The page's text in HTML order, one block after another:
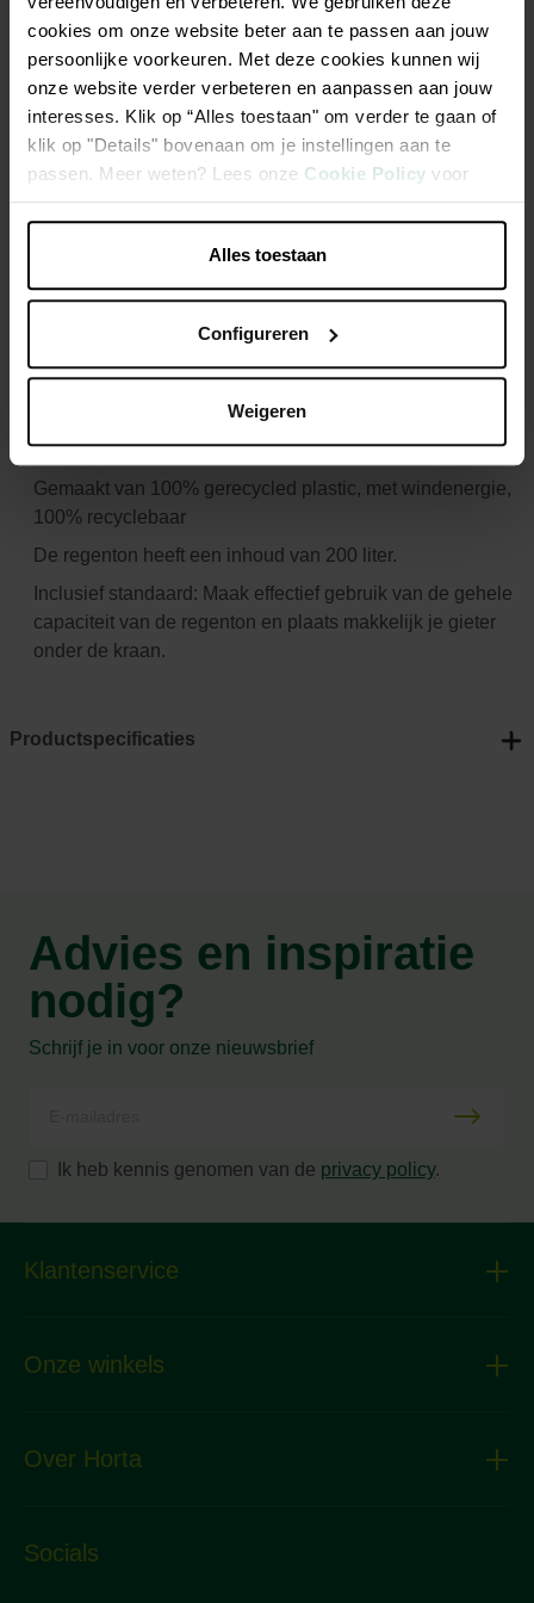
cookies om onze website beter aan te passen aan jouw
persoonlijke voorkeuren. Met deze cookies kunnen wij
onze website verder verbeteren en aanpassen aan jouw
interesses. Klik op “Alles toestaan" om verder te gaan of
klik op "Details" bovenaan om je instellingen aan te
passen. Meer weten? Lees onze Cookie Policy voor
meer informatie.
Alles toestaan
Configureren
Weigeren
minder kraanwater dat uit de grond gepompt wordt, ofwel
beter voor de bodem en de natuur! Daarnaast is regenwater
gratis! Vang regenwater op met de green basics regenton
plus en bespaar kosten op je waterrekening. Puur natuur:
Wist je dat bloemen en planten het meest gelukkig zijn met
regenwater? In kraanwater zit kalk en andere mineralen die
veel water op te vangen met de green basics plus regenton.
Compleet met voet en kraan. De Elho regenton wordt
te plaatsen, staat de ton stabiel en kun je makkelijk een
gieter onder het kraantje plaatsen. Doordat het kraantje laag
op de regenton is geplaatst, kun je eenvoudig al het water
planten maakt het helemaal af.
Gemaakt van 100% gerecycled plastic, met windenergie,
100% recyclebaar
De regenton heeft een inhoud van 200 liter.
Inclusief standaard: Maak effectief gebruik van de gehele
capaciteit van de regenton en plaats makkelijk je gieter
onder de kraan.
Productspecificaties
Advies en inspiratie
nodig?
Schrijf je in voor onze nieuwsbrief
Ik heb kennis genomen van de privacy policy.
Klantenservice
Onze winkels
Over Horta
Socials